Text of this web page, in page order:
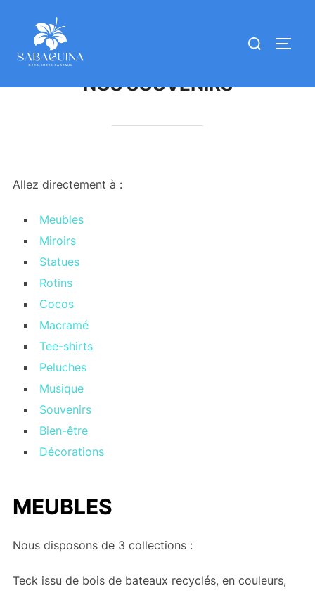
NOS SOUVENIRS
Allez directement à :
Meubles
Miroirs
Statues
Rotins
Cocos
Macramé
Tee-shirts
Peluches
Musique
Souvenirs
Bien-être
Décorations
MEUBLES
Nous disposons de 3 collections :
Teck issu de bois de bateaux recyclés, en couleurs,